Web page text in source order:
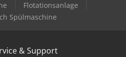
Flotationsanlage
Spülmaschine
& Support